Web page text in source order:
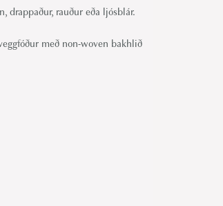
rauður eða ljósblár.
með non-woven bakhlið